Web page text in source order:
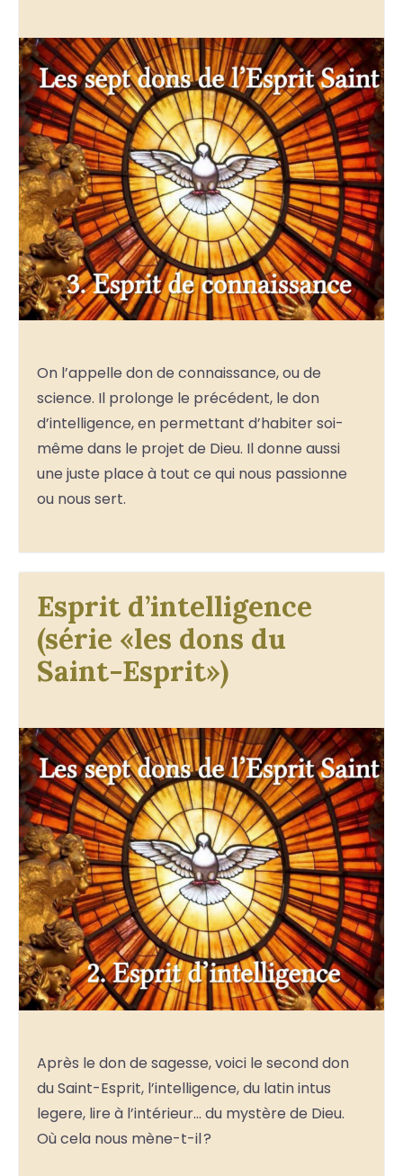
On l’appelle don de connaissance, ou de
science. Il prolonge le précédent, le don
d’intelligence, en permettant d’habiter soi-
même dans le projet de Dieu. Il donne aussi
une juste place à tout ce qui nous passionne
ou nous sert.
Esprit d’intelligence
(série «les dons du
Saint-Esprit»)
Après le don de sagesse, voici le second don
du Saint-Esprit, l’intelligence, du latin intus
legere, lire à l’intérieur… du mystère de Dieu.
Où cela nous mène-t-il ?